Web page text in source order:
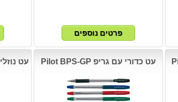
עט כדורי עם גריפ Pilot BPS-GP עט נוזלי Pilot V-Ball RT (עם לחצן)